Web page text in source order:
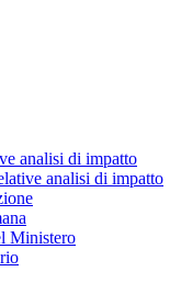
analisi di impatto
analisi di impatto
Ministero